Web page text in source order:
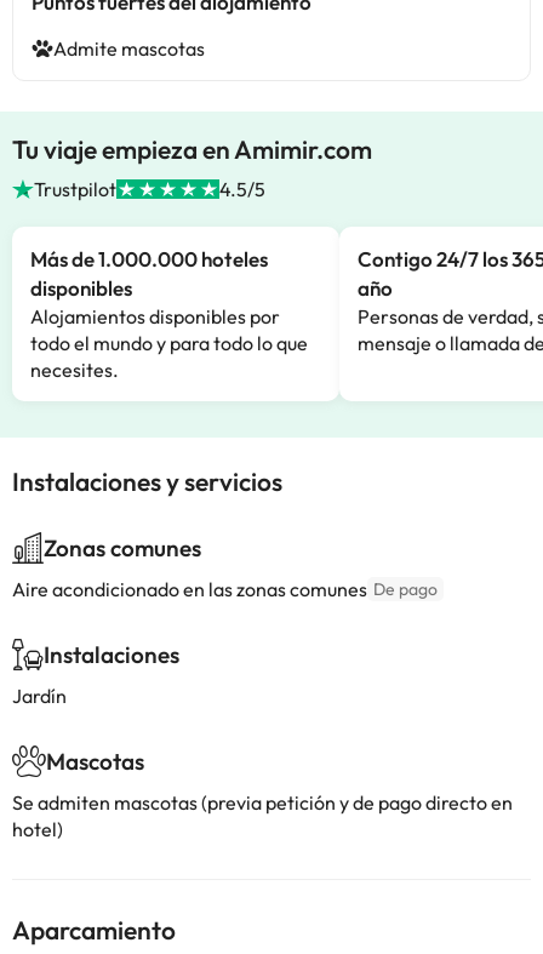
Admite mascotas
Tu viaje empieza en Amimir.com
Trustpilot 4.5/5
Más de 1.000.000 hoteles
disponibles
Alojamientos disponibles por
todo el mundo y para todo lo que
necesites.
Contigo 24/7 los
año
Personas de verdad,
mensaje o llamada
Instalaciones y servicios
Zonas comunes
Aire acondicionado en las zonas comunes De pago
Instalaciones
Jardín
Mascotas
Se admiten mascotas (previa petición y de pago directo en
hotel)
Aparcamiento